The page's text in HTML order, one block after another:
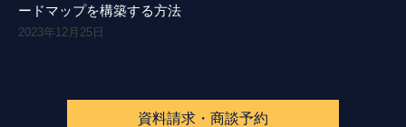
ードマップを構築する方法
2023年12月25日
資料請求・商談予約